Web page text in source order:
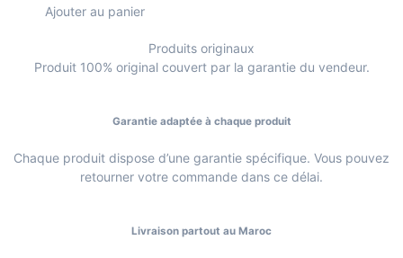
Ajouter au panier
Produits originaux
Produit 100% original couvert par la garantie du vendeur.
Garantie adaptée à chaque produit
Chaque produit dispose d’une garantie spécifique. Vous pouvez
retourner votre commande dans ce délai.
Livraison partout au Maroc